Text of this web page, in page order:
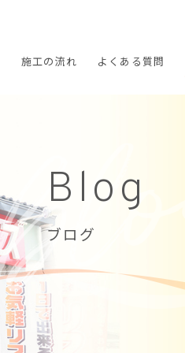
施工の流れ よくある質問
Blog
ブログ